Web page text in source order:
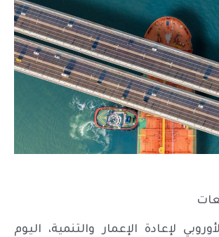
لإعادة الإعمار والتنمية، اليوم